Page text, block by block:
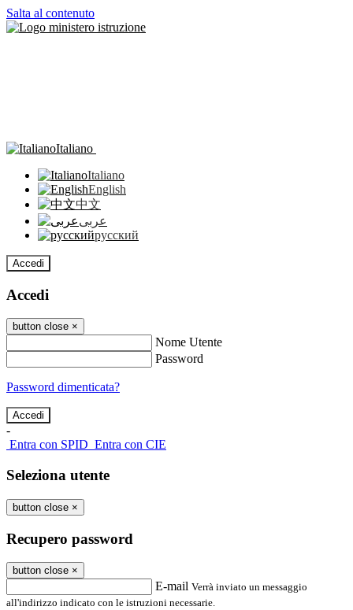
Salta al contenuto
Italiano
Italiano
English
中文
عربى
русский
Accedi
Accedi
button close ×
Nome Utente
Password
Password dimenticata?
-
Entra con SPID Entra con CIE
Seleziona utente
button close ×
Recupero password
button close ×
E-mail Verrà inviato un messaggio
all'indirizzo indicato con le istruzioni necessarie.